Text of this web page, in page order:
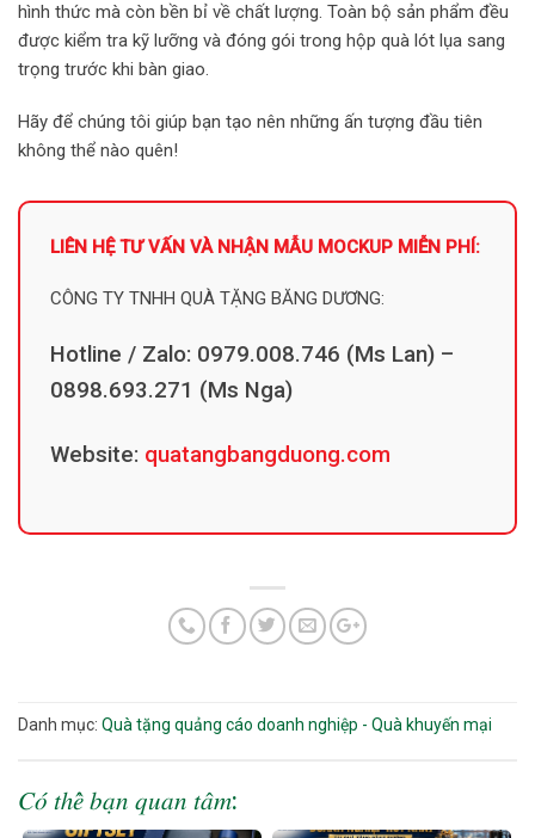
hình thức mà còn bền bỉ về chất lượng. Toàn bộ sản phẩm đều
được kiểm tra kỹ lưỡng và đóng gói trong hộp quà lót lụa sang
trọng trước khi bàn giao.
Hãy để chúng tôi giúp bạn tạo nên những ấn tượng đầu tiên
không thể nào quên!
LIÊN HỆ TƯ VẤN VÀ NHẬN MẪU MOCKUP MIỄN PHÍ:
CÔNG TY TNHH QUÀ TẶNG BĂNG DƯƠNG:
Hotline / Zalo: 0979.008.746 (Ms Lan) –
0898.693.271 (Ms Nga)
Website: quatangbangduong.com
Danh mục: Quà tặng quảng cáo doanh nghiệp - Quà khuyến mại
𝐶𝑜́ 𝑡ℎ𝑒̂̉ 𝑏𝑎̣𝑛 𝑞𝑢𝑎𝑛 𝑡𝑎̂𝑚: